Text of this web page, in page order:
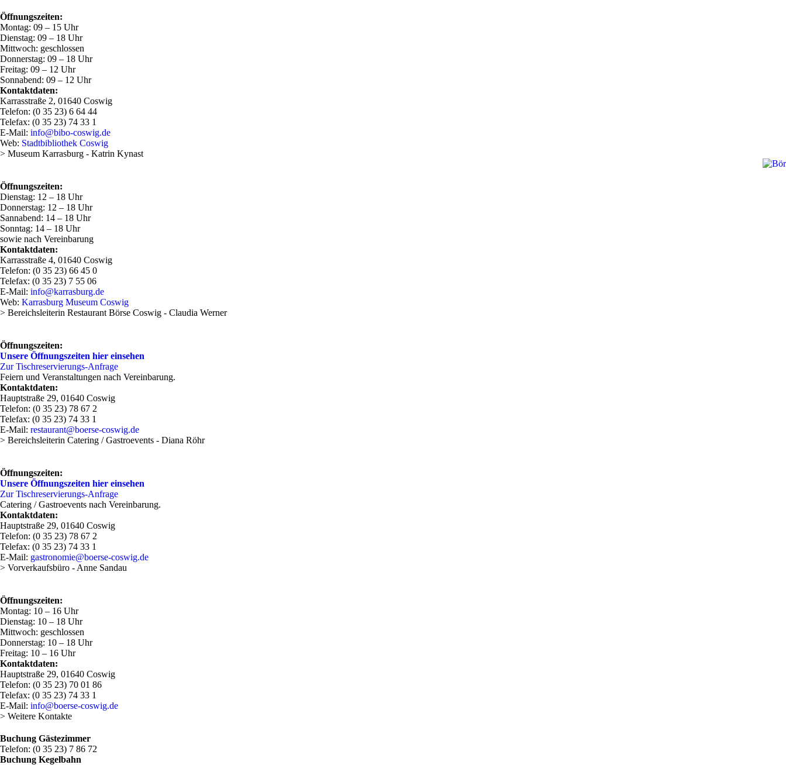
Öffnungszeiten:
Montag: 09 – 15 Uhr
Dienstag: 09 – 18 Uhr
Mittwoch: geschlossen
Donnerstag: 09 – 18 Uhr
Freitag: 09 – 12 Uhr
Sonnabend: 09 – 12 Uhr
Kontaktdaten:
Karrasstraße 2, 01640 Coswig
Telefon: (0 35 23) 6 64 44
Telefax: (0 35 23) 74 33 1
E-Mail: info@bibo-coswig.de
Web: Stadtbibliothek Coswig
> Museum Karrasburg - Katrin Kynast
Öffnungszeiten:
Dienstag: 12 – 18 Uhr
Donnerstag: 12 – 18 Uhr
Sannabend: 14 – 18 Uhr
Sonntag: 14 – 18 Uhr
sowie nach Vereinbarung
Kontaktdaten:
Karrasstraße 4, 01640 Coswig
Telefon: (0 35 23) 66 45 0
Telefax: (0 35 23) 7 55 06
E-Mail: info@karrasburg.de
Web: Karrasburg Museum Coswig
> Bereichsleiterin Restaurant Börse Coswig - Claudia Werner
Öffnungszeiten:
Unsere Öffnungszeiten hier einsehen
Zur Tischreservierungs-Anfrage
Feiern und Veranstaltungen nach Vereinbarung.
Kontaktdaten:
Hauptstraße 29, 01640 Coswig
Telefon: (0 35 23) 78 67 2
Telefax: (0 35 23) 74 33 1
E-Mail: restaurant@boerse-coswig.de
> Bereichsleiterin Catering / Gastroevents - Diana Röhr
Öffnungszeiten:
Unsere Öffnungszeiten hier einsehen
Zur Tischreservierungs-Anfrage
Catering / Gastroevents nach Vereinbarung.
Kontaktdaten:
Hauptstraße 29, 01640 Coswig
Telefon: (0 35 23) 78 67 2
Telefax: (0 35 23) 74 33 1
E-Mail: gastronomie@boerse-coswig.de
> Vorverkaufsbüro - Anne Sandau
Öffnungszeiten:
Montag: 10 – 16 Uhr
Dienstag: 10 – 18 Uhr
Mittwoch: geschlossen
Donnerstag: 10 – 18 Uhr
Freitag: 10 – 16 Uhr
Kontaktdaten:
Hauptstraße 29, 01640 Coswig
Telefon: (0 35 23) 70 01 86
Telefax: (0 35 23) 74 33 1
E-Mail: info@boerse-coswig.de
> Weitere Kontakte
Buchung Gästezimmer
Telefon: (0 35 23) 7 86 72
Buchung Kegelbahn